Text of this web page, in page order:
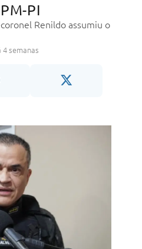
PI
Renildo assumiu o
semanas